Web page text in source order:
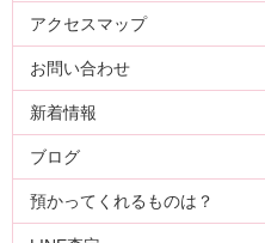
アクセスマップ
お問い合わせ
新着情報
ブログ
預かってくれるものは？